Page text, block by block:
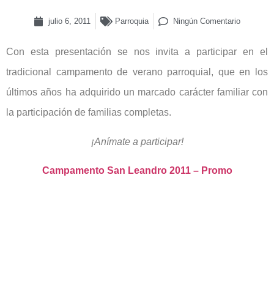
julio 6, 2011 Parroquia Ningún Comentario
Con esta presentación se nos invita a participar en el
tradicional campamento de verano parroquial, que en los
últimos años ha adquirido un marcado carácter familiar con
la participación de familias completas.
¡Anímate a participar!
Campamento San Leandro 2011 – Promo